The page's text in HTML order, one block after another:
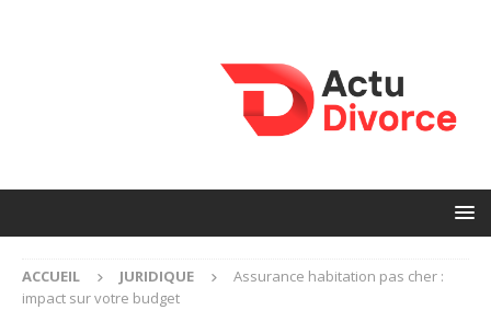
ACCUEIL JURIDIQUE
Assurance habitation pas cher :
impact sur votre budget